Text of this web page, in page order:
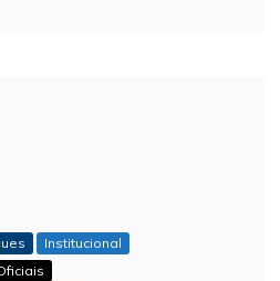
Institucional